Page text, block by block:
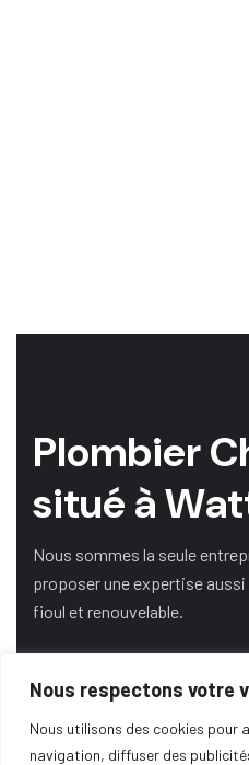
Nous respectons votre
Nous utilisons des cookies pour
navigation, diffuser des
PlombierC
situé àWat
Nous sommes la seule
proposer une expertise aussi
fioul et renouvelable.
DEMANDE DE DEVIS